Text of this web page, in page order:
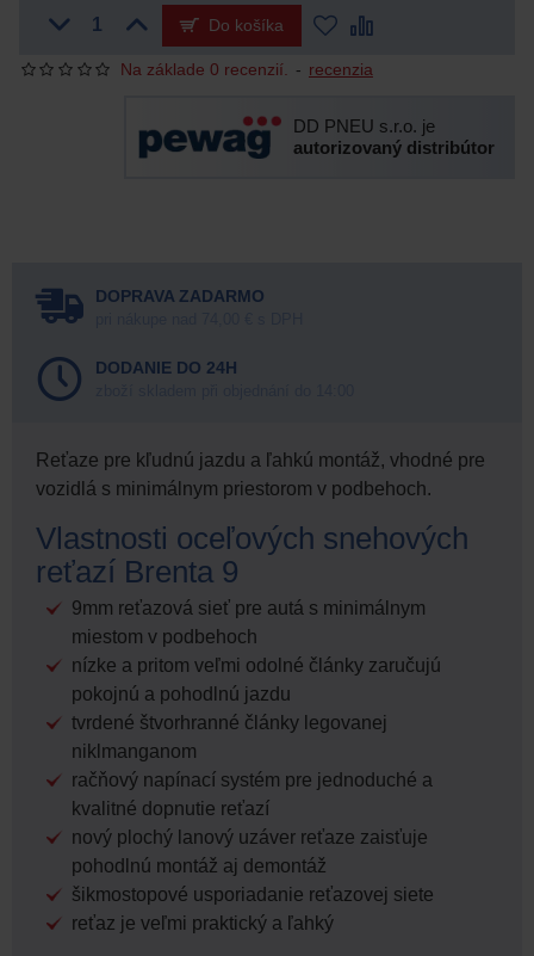
Na základe 0 recenzií. - recenzia
Do košíka
DD PNEU s.r.o. je
autorizovaný distribútor
DOPRAVA ZADARMO
DODANIE DO 24H
Reťaze pre kľudnú jazdu a ľahkú montáž, vhodné pre
vozidlá s minimálnym priestorom v podbehoch.
Vlastnosti oceľových snehových
reťazí Brenta 9
9mm reťazová sieť pre autá s minimálnym
miestom v podbehoch
nízke a pritom veľmi odolné články zaručujú
pokojnú a pohodlnú jazdu
tvrdené štvorhranné články legovanej
niklmanganom
račňový napínací systém pre jednoduché a
kvalitné dopnutie reťazí
nový plochý lanový uzáver reťaze zaisťuje
pohodlnú montáž aj demontáž
šikmostopové usporiadanie reťazovej siete
reťaz je veľmi praktický a ľahký